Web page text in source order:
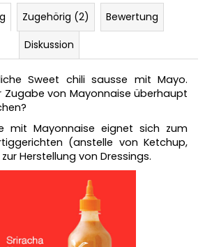
Zugehörig (2)
Bewertung
Diskussion
Sweet chili sausse mit Mayo.
Zugabe von Mayonnaise überhaupt
mit Mayonnaise eignet sich zum
(anstelle von Ketchup,
Herstellung von Dressings.